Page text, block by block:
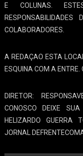
E COLUNAS.
COLABORADORES.
A REDAÇAO ESTA
ESQUINA COM A
DIRETOR:
CONOSCO DEIXE
HELIZARDO GUERRA
JORNAL